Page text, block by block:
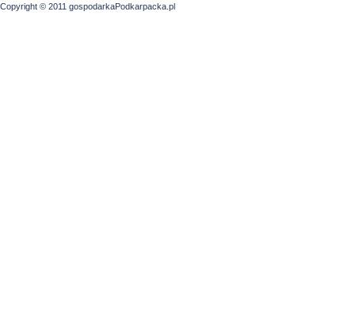
Copyright © 2011 gospodarkaPodkarpacka.pl